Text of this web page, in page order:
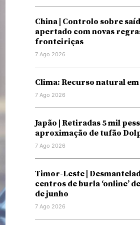
China | Controlo sobre
apertado com novas
fronteiriças
7 Ago 2026
Clima: Recurso natural
7 Ago 2026
Japão | Retiradas 5 mil
aproximação de tufão
7 Ago 2026
Timor-Leste |
centros de burla ‘online’
de junho
7 Ago 2026